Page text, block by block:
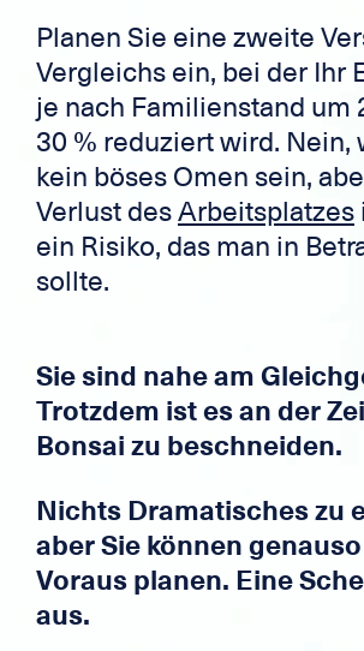
Planen Sie eine zweite
Vergleichs ein, bei der Ihr
je nach Familienstand um
30 % reduziert wird. Nein,
kein böses Omen sein,
Verlust desArbeitsplatzes
ein Risiko, das man in
sollte.
Sie sind nahe am
Trotzdem ist es an der
Bonsai zu beschneiden.
Nichts Dramatisches zu
aber Sie können
Voraus planen. Eine
aus.